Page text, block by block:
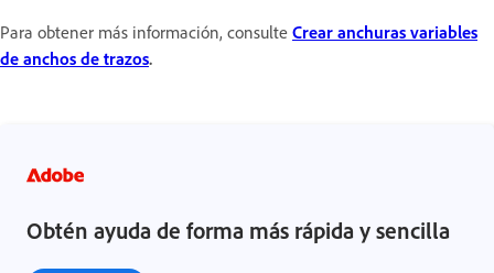
Para obtener más información, consulte Crear anchuras variables
de anchos de trazos.
Obtén ayuda de forma más rápida y sencilla